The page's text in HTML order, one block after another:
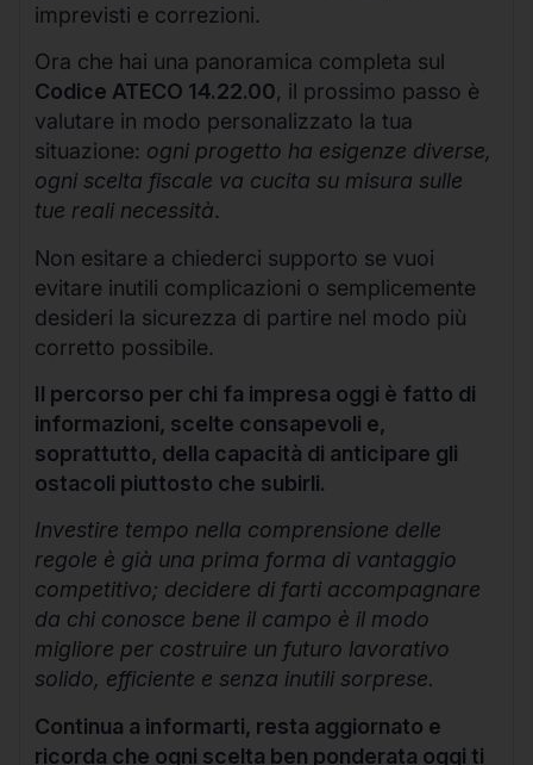
imprevisti e correzioni.
Ora che hai una panoramica completa sul
Codice ATECO 14.22.00, il prossimo passo è
valutare in modo personalizzato la tua
situazione: ogni progetto ha esigenze diverse,
ogni scelta fiscale va cucita su misura sulle
tue reali necessità.
Non esitare a chiederci supporto se vuoi
evitare inutili complicazioni o semplicemente
desideri la sicurezza di partire nel modo più
corretto possibile.
Il percorso per chi fa impresa oggi è fatto di
informazioni, scelte consapevoli e,
soprattutto, della capacità di anticipare gli
ostacoli piuttosto che subirli.
Investire tempo nella comprensione delle
regole è già una prima forma di vantaggio
competitivo; decidere di farti accompagnare
da chi conosce bene il campo è il modo
migliore per costruire un futuro lavorativo
solido, efficiente e senza inutili sorprese.
Continua a informarti, resta aggiornato e
ricorda che ogni scelta ben ponderata oggi ti